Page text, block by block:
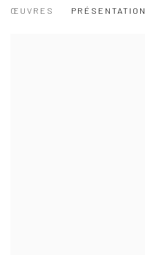
ŒUVRES PRÉSENTATION